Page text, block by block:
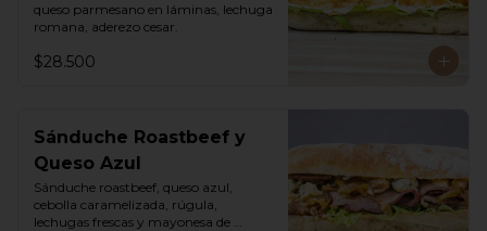
queso parmesano en láminas, lechuga
romana, aderezo cesar.
$28.500
Sánduche Roastbeef y
Queso Azul
Sánduche roastbeef, queso azul,
cebolla caramelizada, rúgula,
lechugas frescas y mayonesa de